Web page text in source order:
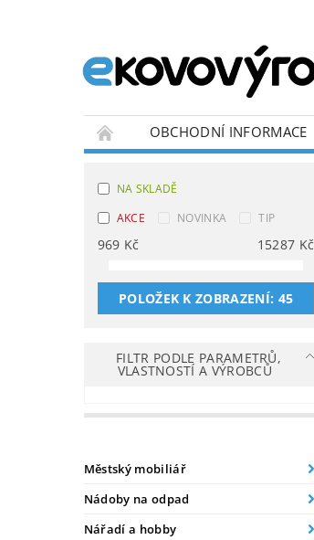
OBCHODNÍ INFORMACE
NA SKLADĚ
AKCE
NOVINKA TIP
969 Kč 15287 Kč
POLOŽEK K ZOBRAZENÍ: 45
FILTR PODLE PARAMETRŮ,
VLASTNOSTÍ A VÝROBCŮ
Městský mobiliář
Nádoby na odpad
Nářadí a hobby